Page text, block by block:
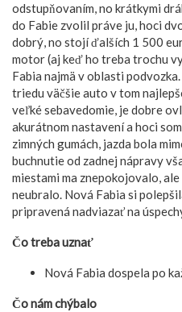
odstupňovaním, no krátkymi
do Fabie zvolil práve ju, hoci
dobrý, no stojí ďalších 1 500
motor (aj keď ho treba trochu
Fabia najmä v oblasti
triedu väčšie auto v tom
veľké sebavedomie, je dobre
akurátnom nastavení a hoci
zimných gumách, jazda bola
buchnutie od zadnej nápravy
miestami ma znepokojovalo,
neubralo. Nová Fabia si
pripravená nadviazať na
Čo treba uznať
Nová Fabia dospela po
Čo nám chýbalo